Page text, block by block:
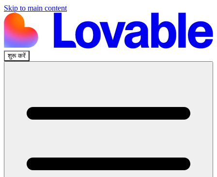
Skip to main content
शुरू करें